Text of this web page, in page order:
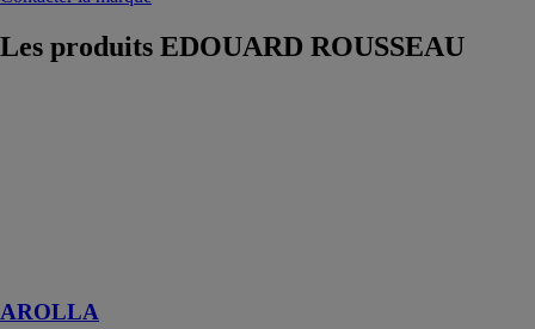
Les produits EDOUARD ROUSSEAU
AROLLA